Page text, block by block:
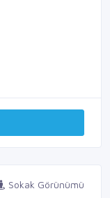
Sokak Görünümü